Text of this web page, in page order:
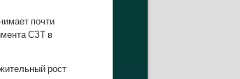
почти
СЗТ в
рост